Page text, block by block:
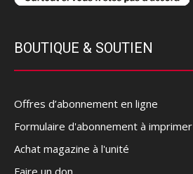
BOUTIQUE & SOUTIEN
Offres d’abonnement en ligne
Formulaire d'abonnement à imprimer
Achat magazine à l'unité
Faire un don